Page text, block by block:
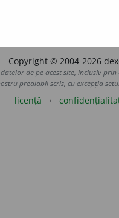
Copyright © 2004-2026
de pe acest site, inclusiv
prealabil scris, cu excepția
licență